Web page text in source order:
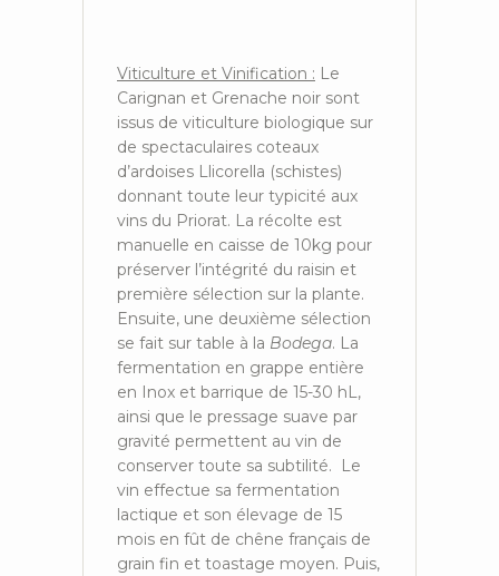
Viticulture et Vinification : Le
Carignan et Grenache noir sont
issus de viticulture biologique sur
de spectaculaires coteaux
d’ardoises Llicorella (schistes)
donnant toute leur typicité aux
vins du Priorat. La récolte est
manuelle en caisse de 10kg pour
préserver l’intégrité du raisin et
première sélection sur la plante.
Ensuite, une deuxième sélection
se fait sur table à la Bodega. La
fermentation en grappe entière
en Inox et barrique de 15-30 hL,
ainsi que le pressage suave par
gravité permettent au vin de
conserver toute sa subtilité. Le
vin effectue sa fermentation
lactique et son élevage de 15
mois en fût de chêne français de
grain fin et toastage moyen. Puis,